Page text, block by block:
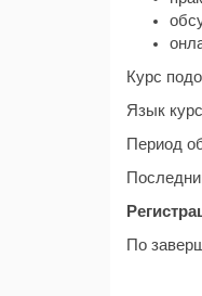
Курс
Язык
Период
По